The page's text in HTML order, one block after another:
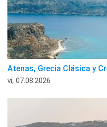
Atenas, Grecia Clásica y
vi, 07.08.2026